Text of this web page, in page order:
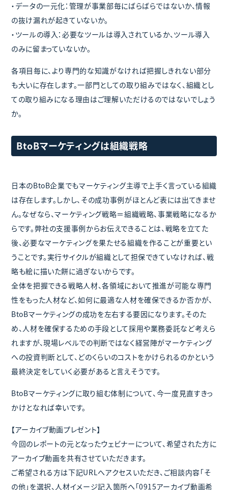
・データの一元化：管理が事業部毎にばらばらではないか、情報
の抜け漏れが起きていないか。
・ツールの導入：必要なツールは導入されているか、ツール導入
のみに留まっていないか。
各項目毎に、より専門的な知識がなければ把握しきれない部分
も大いに存在します。一部門としての取り組みではなく、組織とし
ての取り組みになる理由はご理解いただけるのではないでしょう
か。
BtoBマーケティングは組織戦略
日本のBtoB企業でもマーケティング主導で上手く言っている組織
は存在します。しかし、その成功事例がほとんど表には出てきませ
ん。なぜなら、マーケティング戦略＝組織戦略、事業戦略になるか
らです。弊社の支援事例からお伝えできることは、戦略を立てた
後、必要なマーケティングを果たせる組織を作ることが重要とい
うことです。実行サイクルが組織として担保できていなければ、戦
略も絵に描いた餅に過ぎないからです。
全体を把握できる戦略人材、各領域において推進が可能な専門
性をもった人材など、如何に最適な人材を確保できるか否かが、
BtoBマーケティングの成功を左右する要因になります。そのた
め、人材を確保するための手段として採用や業務委託など考えら
れますが、現場レベルでの判断ではなく経営陣がマーケティング
への投資判断として、どのくらいのコストをかけられるのかという
最終決定をしていく必要があると言えそうです。
BtoBマーケティングに取り組む体制について、今一度見直すきっ
かけとなれば幸いです。
【アーカイブ動画プレゼント】
今回のレポートの元となったウェビナーについて、希望された方に
アーカイブ動画を共有させていただきます。
ご希望される方は下記URLへアクセスいただき、ご相談内容「そ
の他」を選択、人材イメージ記入箇所へ「0915アーカイブ動画希